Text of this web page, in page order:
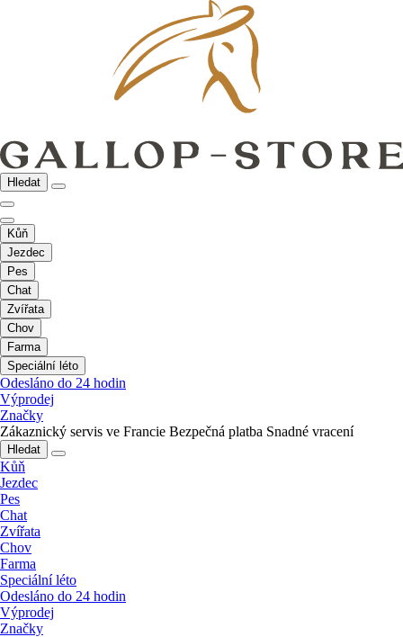
Hledat
Kůň
Jezdec
Pes
Chat
Zvířata
Chov
Farma
Speciální léto
Odesláno do 24 hodin
Výprodej
Značky
Zákaznický servis ve Francie Bezpečná platba Snadné vracení
Hledat
Kůň
Jezdec
Pes
Chat
Zvířata
Chov
Farma
Speciální léto
Odesláno do 24 hodin
Výprodej
Značky